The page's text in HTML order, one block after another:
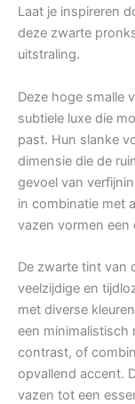
Laat je inspireren
deze zwarte
uitstraling.
Deze hoge smalle
subtiele luxe die
past. Hun slanke
dimensie die de
gevoel van
in combinatie met
vazen vormen een
De zwarte tint van
veelzijdige en
met diverse
een minimalistisch
contrast, of
opvallend accent.
vazen tot een